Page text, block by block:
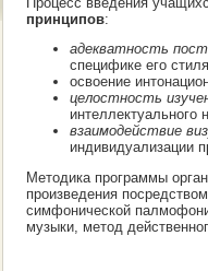
принципов:
адекватность
специфике его
освоение
целостность
интеллектуального
взаимодействие
индивидуализации
Методика программы
произведения
симфонической
музыки, метод